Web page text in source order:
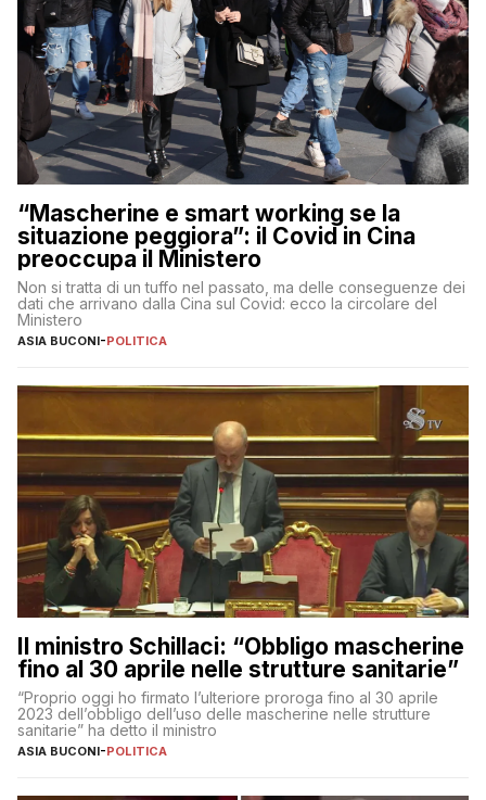
“Mascherine e smart working se la
situazione peggiora”: il Covid in Cina
preoccupa il Ministero
Non si tratta di un tuffo nel passato, ma delle conseguenze dei
dati che arrivano dalla Cina sul Covid: ecco la circolare del
Ministero
ASIA BUCONI-POLITICA
Il ministro Schillaci: “Obbligo mascherine
fino al 30 aprile nelle strutture sanitarie”
“Proprio oggi ho firmato l’ulteriore proroga fino al 30 aprile
2023 dell’obbligo dell’uso delle mascherine nelle strutture
sanitarie” ha detto il ministro
ASIA BUCONI-POLITICA